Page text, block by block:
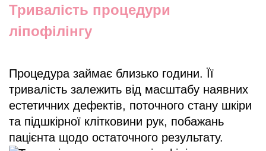
Тривалість процедури
ліпофілінгу
Процедура займає близько години. Її
тривалість залежить від масштабу наявних
естетичних дефектів, поточного стану шкіри
та підшкірної клітковини рук, побажань
пацієнта щодо остаточного результату.